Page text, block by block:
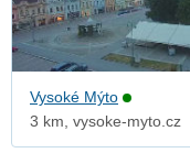
Vysoké Mýto
3 km, vysoke-myto.cz